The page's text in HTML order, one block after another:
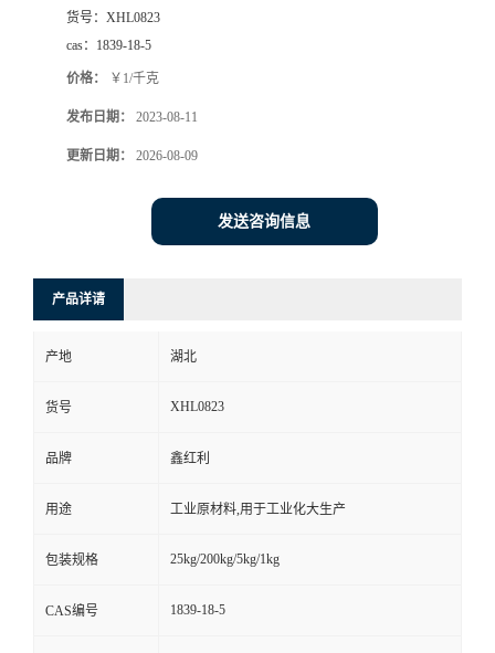
货号： XHL0823
cas： 1839-18-5
价格： ￥1/千克
发布日期： 2023-08-11
更新日期： 2026-08-09
发送咨询信息
产品详请
产地 湖北
货号 XHL0823
品牌 鑫红利
用途 工业原材料,用于工业化大生产
包装规格 25kg/200kg/5kg/1kg
CAS编号 1839-18-5